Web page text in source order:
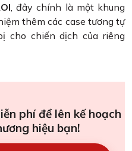
, đây chính là một khung
thêm các case tương tự
cho chiến dịch của riêng
phí để lên kế hoạch
hiệu bạn!